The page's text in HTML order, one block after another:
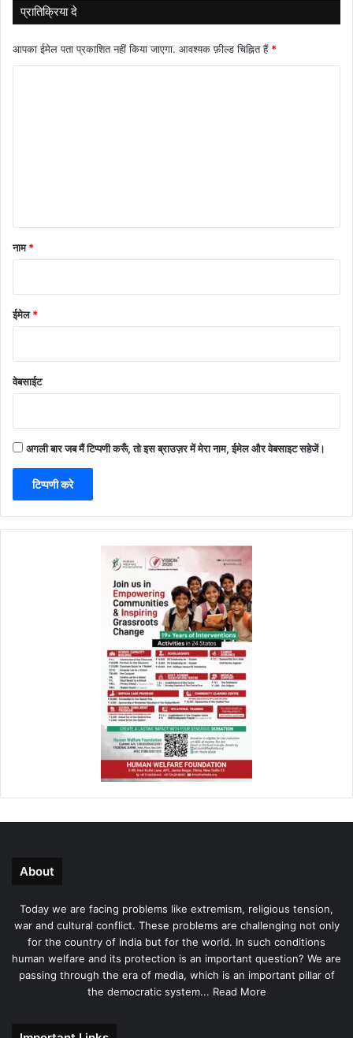
प्रातिक्रिया दे
आपका ईमेल पता प्रकाशित नहीं किया जाएगा. आवश्यक फ़ील्ड चिह्नित हैं *
नाम*
ईमेल*
वेबसाईट
अगली बार जब मैं टिप्पणी करूँ, तो इस ब्राउज़र में मेरा नाम, ईमेल और वेबसाइट सहेजें।
About
Today we are facing problems like extremism, religious tension,
war and cultural conflict. These problems are challenging not only
for the country of India but for the world. In such conditions
human welfare and its protection is an important question? We are
passing through the era of media, which is an important pillar of
the democratic system... Read More